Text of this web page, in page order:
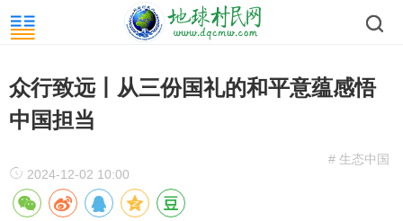
众行致远丨从三份国礼的和平意蕴感悟
中国担当
# 生态中国
2024-12-02 10:00